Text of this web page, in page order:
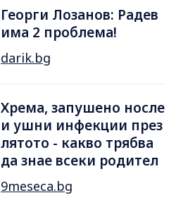
Георги Лозанов: Радев
има 2 проблема!
darik.bg
Хрема, запушено носле
и ушни инфекции през
лятотo - какво трябва
да знае всеки родител
9meseca.bg